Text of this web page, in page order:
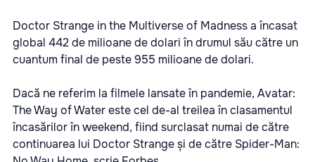
Doctor Strange in the Multiverse of Madness a încasat
global 442 de milioane de dolari în drumul său către un
cuantum final de peste 955 milioane de dolari.
Dacă ne referim la filmele lansate în pandemie, Avatar:
The Way of Water este cel de-al treilea în clasamentul
încasărilor în weekend, fiind surclasat numai de către
continuarea lui Doctor Strange și de către Spider-Man: